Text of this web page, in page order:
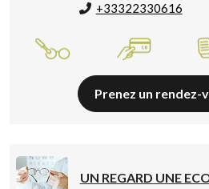
+33322330616
Prenez un rendez-
UN REGARD UNE